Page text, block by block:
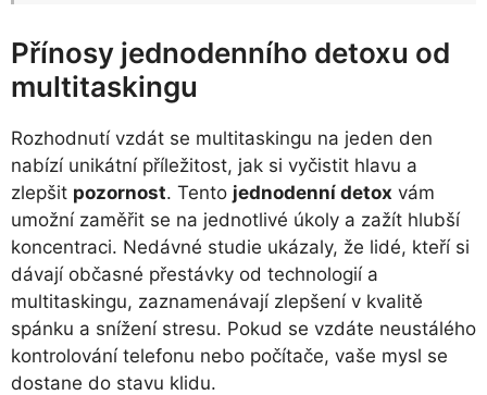
Přínosy jednodenního detoxu od
multitaskingu
Rozhodnutí vzdát se multitaskingu na jeden den
nabízí unikátní příležitost, jak si vyčistit hlavu a
zlepšit pozornost. Tento jednodenní detox vám
umožní zaměřit se na jednotlivé úkoly a zažít hlubší
koncentraci. Nedávné studie ukázaly, že lidé, kteří si
dávají občasné přestávky od technologií a
multitaskingu, zaznamenávají zlepšení v kvalitě
spánku a snížení stresu. Pokud se vzdáte neustálého
kontrolování telefonu nebo počítače, vaše mysl se
dostane do stavu klidu.